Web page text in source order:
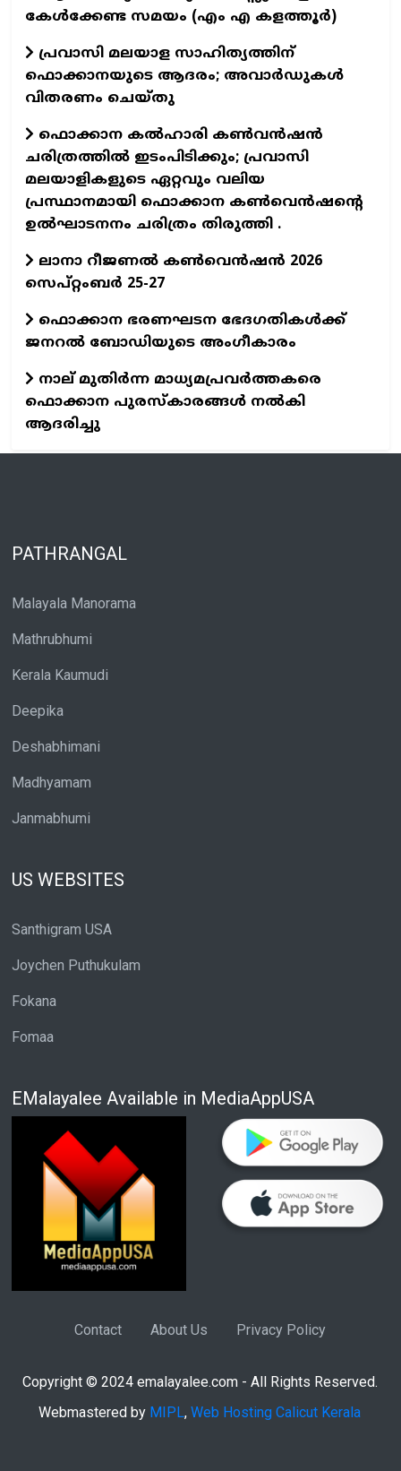
കേൾക്കേണ്ട സമയം (എം എ കളത്തൂർ)
പ്രവാസി മലയാള സാഹിത്യത്തിന്
ഫൊക്കാനയുടെ ആദരം; അവാർഡുകൾ
വിതരണം ചെയ്തു
ഫൊക്കാന കൽഹാരി കൺവൻഷൻ
ചരിത്രത്തിൽ ഇടംപിടിക്കും; പ്രവാസി
മലയാളികളുടെ ഏറ്റവും വലിയ
പ്രസ്ഥാനമായി ഫൊക്കാന കൺവെൻഷന്റെ
ഉൽഘാടനനം ചരിത്രം തിരുത്തി .
ലാനാ റീജണല്‍ കണ്‍വെന്‍ഷന്‍ 2026
സെപ്റ്റംബര്‍ 25-27
ഫൊക്കാന ഭരണഘടന ഭേദഗതികൾക്ക്
ജനറൽ ബോഡിയുടെ അംഗീകാരം
നാല് മുതിർന്ന മാധ്യമപ്രവർത്തകരെ
ഫൊക്കാന പുരസ്കാരങ്ങൾ നൽകി
ആദരിച്ചു
PATHRANGAL
Malayala Manorama
Mathrubhumi
Kerala Kaumudi
Deepika
Deshabhimani
Madhyamam
Janmabhumi
US WEBSITES
Santhigram USA
Joychen Puthukulam
Fokana
Fomaa
EMalayalee Available in MediaAppUSA
Contact About Us Privacy Policy
Copyright © 2024 emalayalee.com - All Rights Reserved.
Webmastered by MIPL, Web Hosting Calicut Kerala